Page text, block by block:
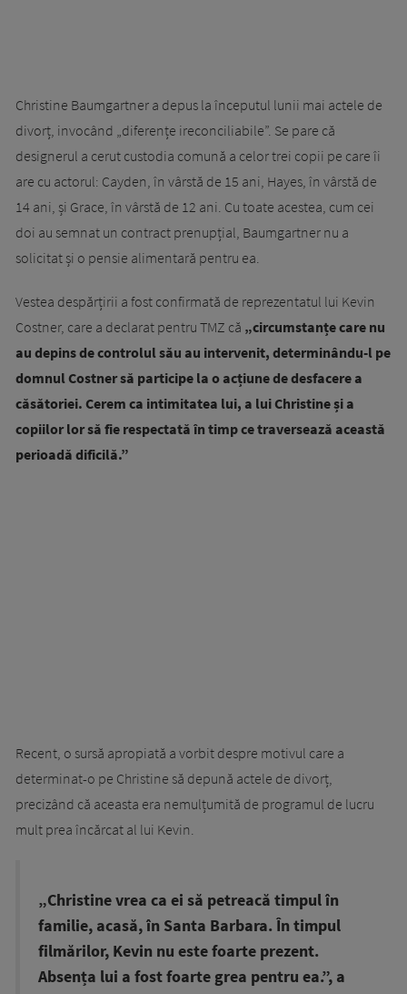
Christine Baumgartner a depus la începutul lunii mai actele de
divorț, invocând „diferențe ireconciliabile”. Se pare că
designerul a cerut custodia comună a celor trei copii pe care îi
are cu actorul: Cayden, în vârstă de 15 ani, Hayes, în vârstă de
14 ani, și Grace, în vârstă de 12 ani. Cu toate acestea, cum cei
doi au semnat un contract prenupțial, Baumgartner nu a
solicitat și o pensie alimentară pentru ea.
Vestea despărțirii a fost confirmată de reprezentatul lui Kevin
Costner, care a declarat pentru TMZ că „circumstanțe care nu
au depins de controlul său au intervenit, determinându-l pe
domnul Costner să participe la o acțiune de desfacere a
căsătoriei. Cerem ca intimitatea lui, a lui Christine și a
copiilor lor să fie respectată în timp ce traversează această
perioadă dificilă.”
Recent, o sursă apropiată a vorbit despre motivul care a
determinat-o pe Christine să depună actele de divorț,
precizând că aceasta era nemulțumită de programul de lucru
mult prea încărcat al lui Kevin.
„Christine vrea ca ei să petreacă timpul în
familie, acasă, în Santa Barbara. În timpul
filmărilor, Kevin nu este foarte prezent.
Absența lui a fost foarte grea pentru ea.”, a